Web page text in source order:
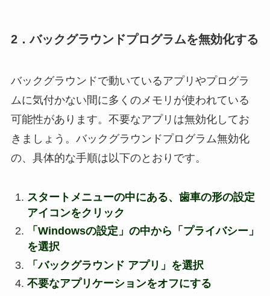
2．バックグラウンドプログラムを無効化する
バックグラウンドで動いているアプリやプログラ
ムに気付かない間に多くのメモリが使われている
可能性があります。不要なアプリは無効化してお
きましょう。バックグラウンドプログラム無効化
の、具体的な手順は以下のとおりです。
スタートメニューの中にある、歯車の形の設定
アイコンをクリック
「Windowsの設定」の中から「プライバシー」
を選択
「バックグラウンド アプリ」を選択
不要なアプリケーションをオフにする